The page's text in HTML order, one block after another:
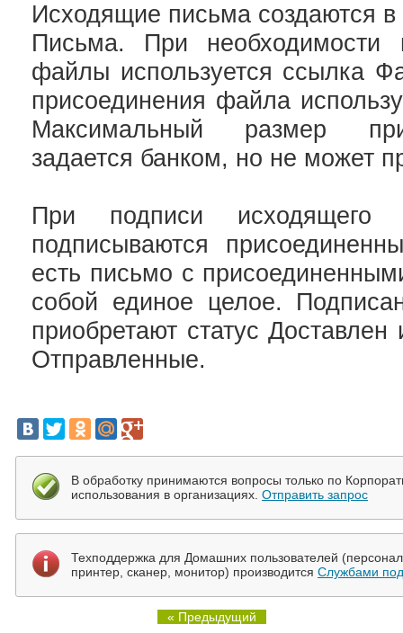
Исходящие письма создаются в
Письма. При необходимости
файлы используется ссылка
присоединения файла
Максимальный размер
задается банком, но не может
При подписи исходящего
подписываются
есть письмо с
собой единое целое.
приобретают статус
Отправленные.
В обработку принимаются вопросы только по
использования в организациях. Отправить запрос
Техподдержка для Домашних пользователей
принтер, сканер, монитор) производится Службами
« Предыдущий